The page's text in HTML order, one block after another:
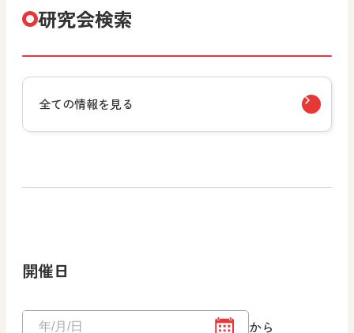
研究会検索
全ての情報を見る
開催日
から